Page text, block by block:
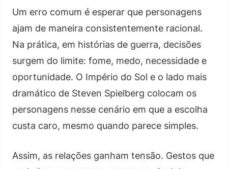
Um erro comum é esperar que personagens
ajam de maneira consistentemente racional.
Na prática, em histórias de guerra, decisões
surgem do limite: fome, medo, necessidade e
oportunidade. O Império do Sol e o lado mais
dramático de Steven Spielberg colocam os
personagens nesse cenário em que a escolha
custa caro, mesmo quando parece simples.
Assim, as relações ganham tensão. Gestos que